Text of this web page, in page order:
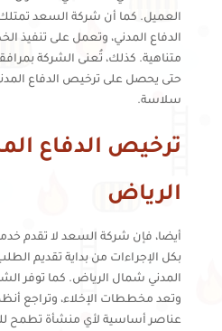
العميل. كما أن شركة السعد
الدفاع المدني، وتعمل على تنفيذ
متناهية. كذلك، تُعنى الشركة
حتى يحصل على ترخيص الدفاع
سلاسة.
ترخيص الدفاع
الرياض
أيضا، فإن شركة السعد لا تقدم
بكل الإجراءات من بداية تقديم
المدني شمال الرياض. كما توفر
وتعد مخططات الإخلاء، وتراجع
عناصر أساسية لأي منشأة تطمح